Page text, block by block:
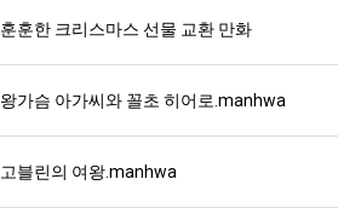
훈훈한 크리스마스 선물 교환 만화
왕가슴 아가씨와 꼴초 히어로.manhwa
고블린의 여왕.manhwa